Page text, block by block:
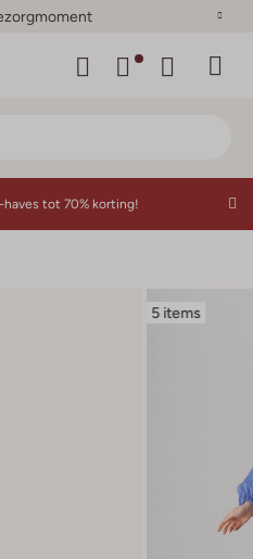
haves tot 70% korting!
5 items